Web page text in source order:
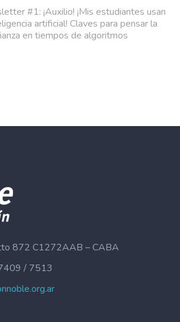
#1: ¡Auxilio! ¡Mis estudiantes usan
artificial! Claves para pensar la
en tiempos de algoritmos
872 C1272AAB – CABA
/ 7513